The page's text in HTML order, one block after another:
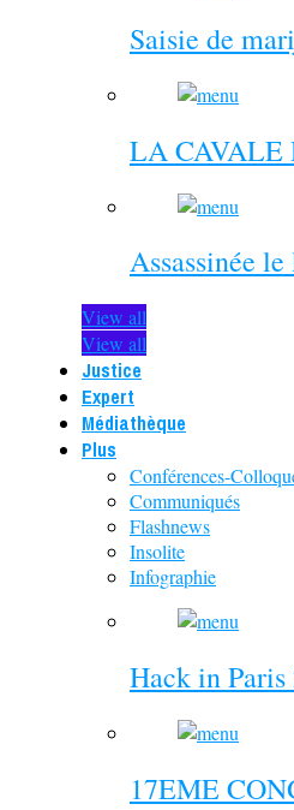
Saisie de
LA CAVALE
Assassinée
View all
View all
Justice
Expert
Médiathèque
Plus
Conférences-
Communiqués
Flashnews
Insolite
Infographie
Hack in Paris
17EME